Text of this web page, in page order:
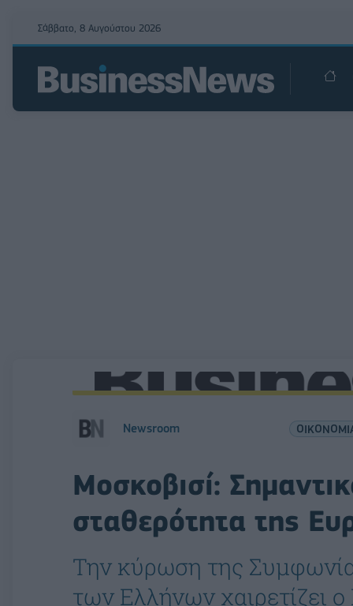
Σάββατο, 8 Αυγούστου 2026
Newsroom
Μοσκοβισί:
σταθερότητα της
Την κύρωση της
των Ελλήνων χαιρετίζει